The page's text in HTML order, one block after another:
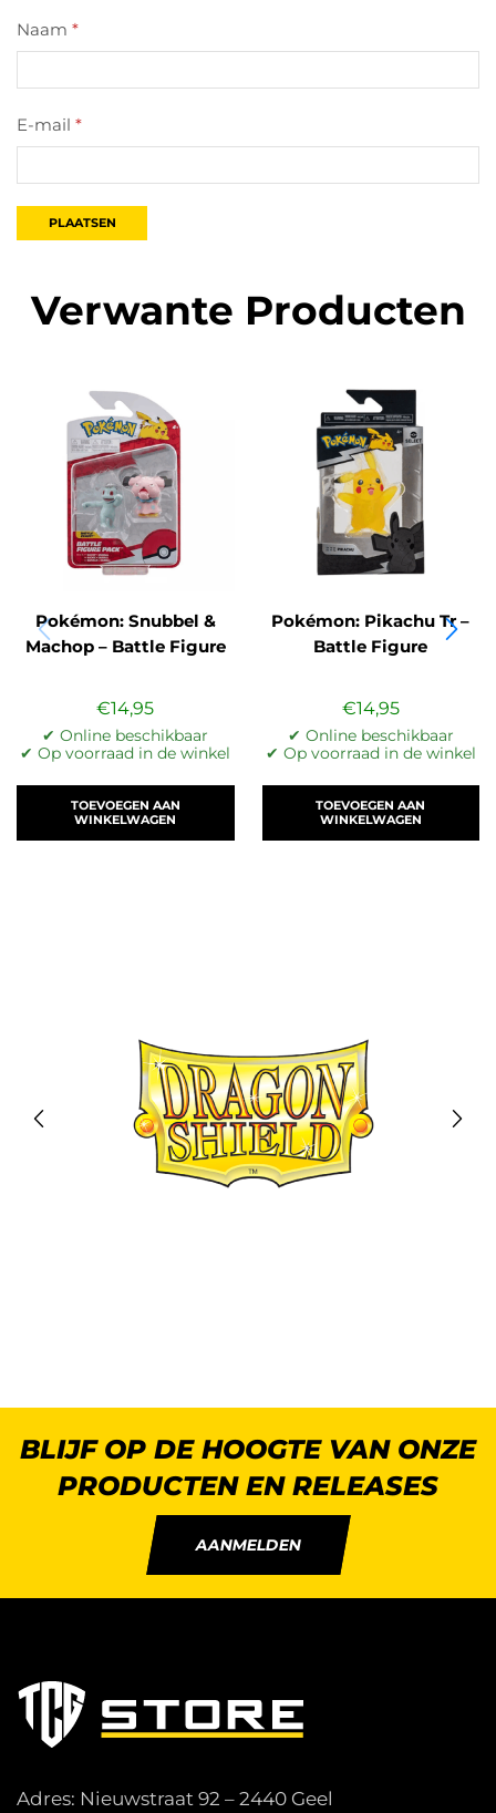
Naam *
E-mail *
Verwante Producten
Pokémon: Snubbel &
Machop – Battle Figure
€14,95
✔ Online beschikbaar
✔ Op voorraad in de winkel
TOEVOEGEN AAN
WINKELWAGEN
Pokémon: Pikachu Tr –
Battle Figure
€14,95
✔ Online beschikbaar
✔ Op voorraad in de winkel
TOEVOEGEN AAN
WINKELWAGEN
BLIJF OP DE HOOGTE VAN ONZE
PRODUCTEN EN RELEASES
AANMELDEN
Adres: Nieuwstraat 92 – 2440 Geel